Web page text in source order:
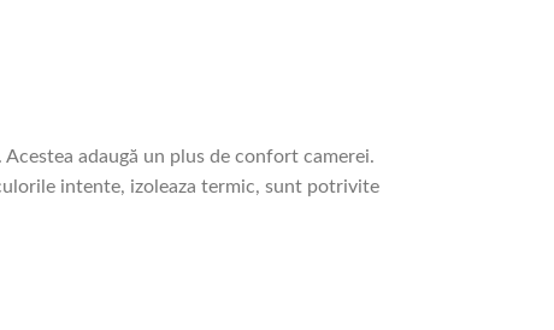
adaugă un plus de confort camerei.
intente, izoleaza termic, sunt potrivite